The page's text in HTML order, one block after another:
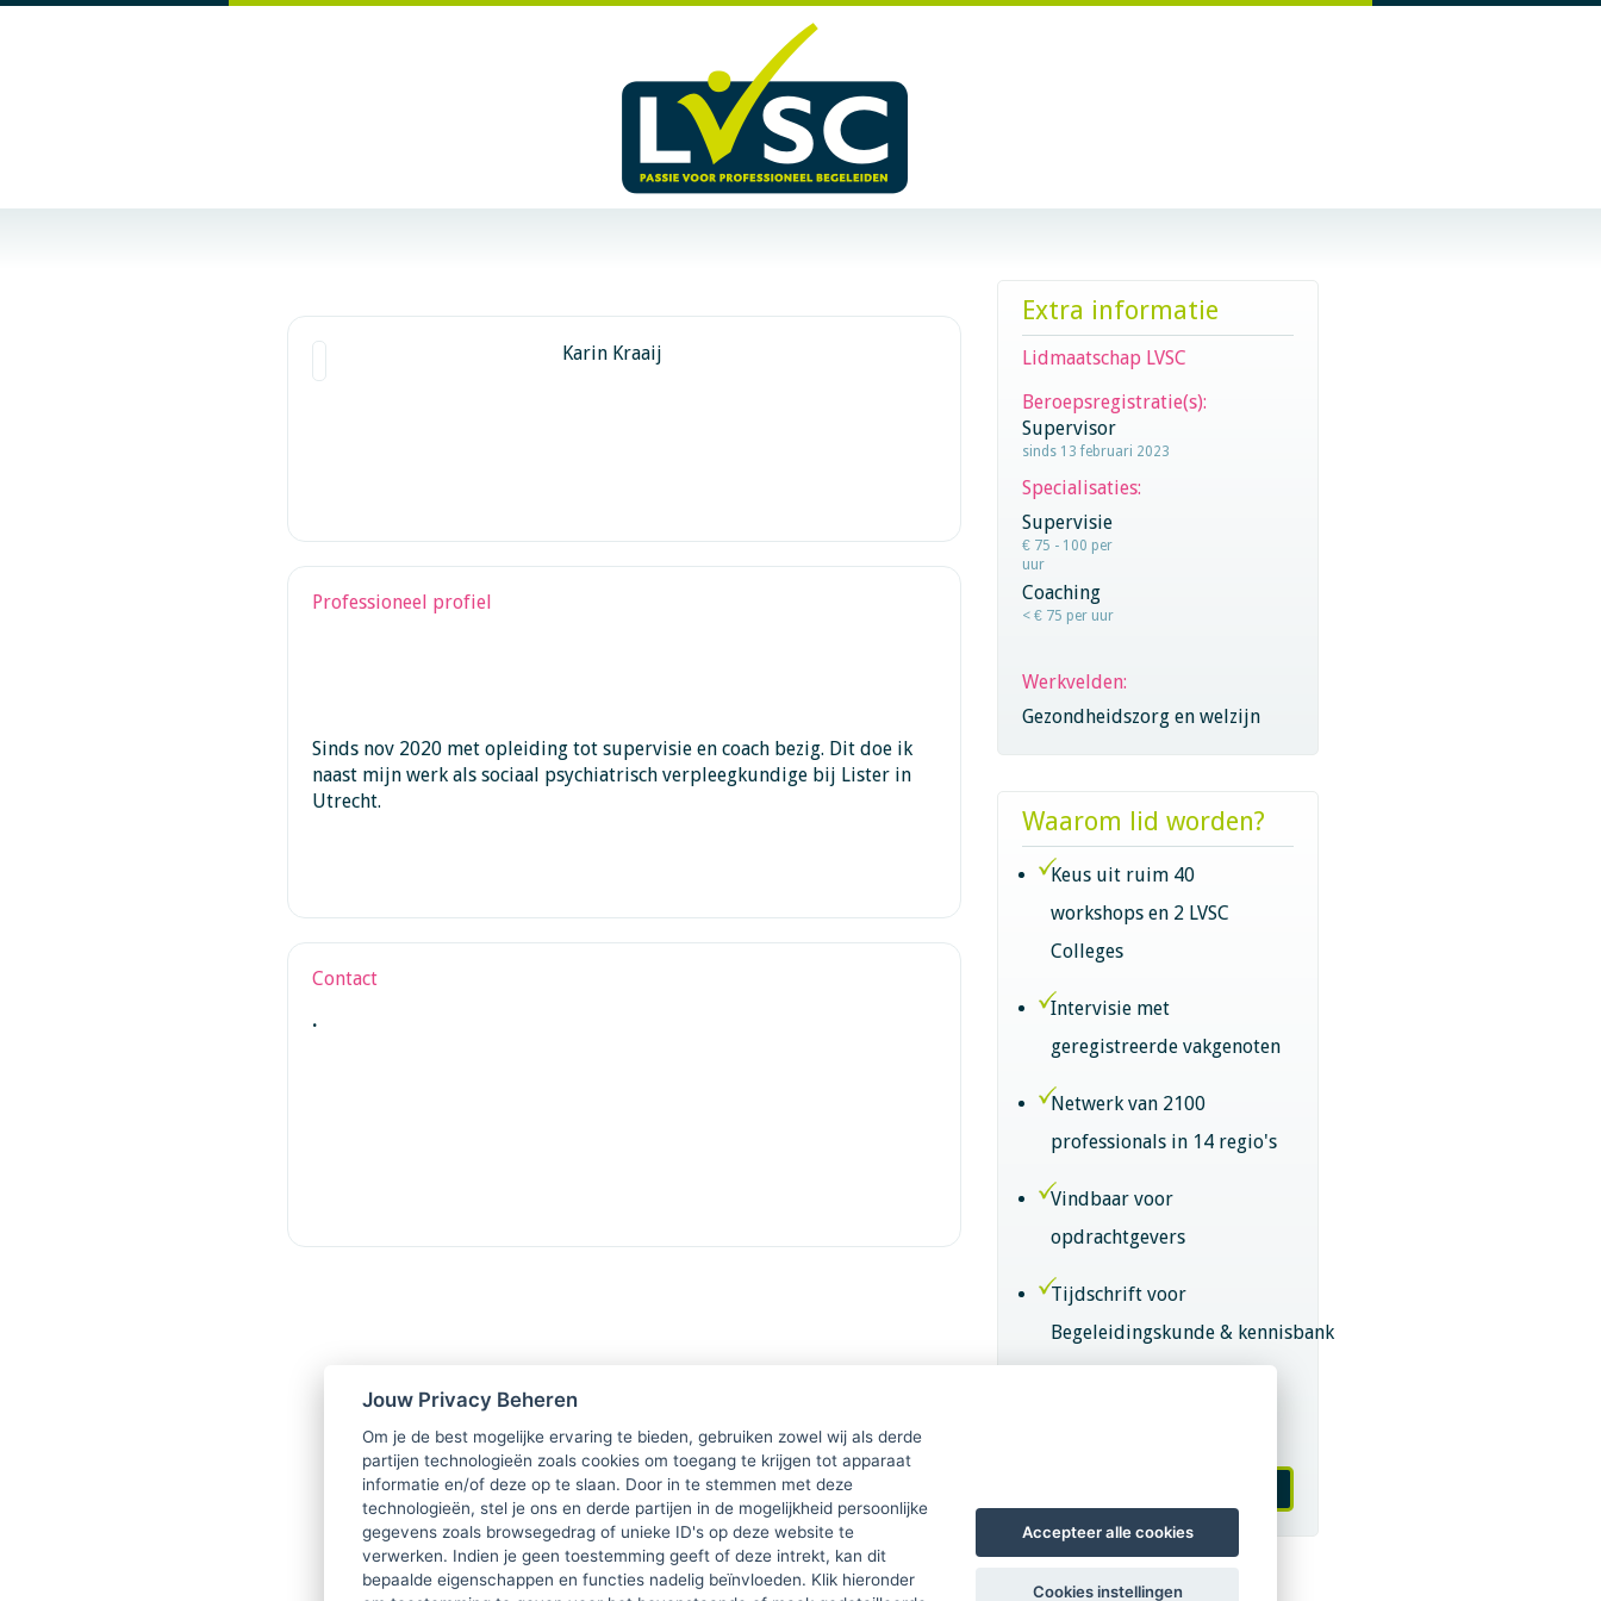
Karin Kraaij
Professioneel profiel
Sinds nov 2020 met opleiding tot supervisie en coach bezig. Dit doe ik
naast mijn werk als sociaal psychiatrisch verpleegkundige bij Lister in
Utrecht.
Contact
.
Extra informatie
Lidmaatschap LVSC
Beroepsregistratie(s):
Supervisor
sinds 13 februari 2023
Specialisaties:
Supervisie
€ 75 - 100 per
uur
Coaching
< € 75 per uur
Werkvelden:
Gezondheidszorg en welzijn
Waarom lid worden?
Keus uit ruim 40
workshops en 2 LVSC
Colleges
Intervisie met
geregistreerde vakgenoten
Netwerk van 2100
professionals in 14 regio's
Vindbaar voor
opdrachtgevers
Tijdschrift voor
Begeleidingskunde & kennisbank
Jouw Privacy Beheren
Om je de best mogelijke ervaring te bieden, gebruiken zowel wij als derde
partijen technologieën zoals cookies om toegang te krijgen tot apparaat
informatie en/of deze op te slaan. Door in te stemmen met deze
technologieën, stel je ons en derde partijen in de mogelijkheid persoonlijke
gegevens zoals browsegedrag of unieke ID's op deze website te
verwerken. Indien je geen toestemming geeft of deze intrekt, kan dit
bepaalde eigenschappen en functies nadelig beïnvloeden. Klik hieronder
Accepteer alle cookies
Cookies instellingen